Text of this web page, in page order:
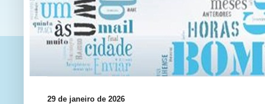
29 de janeiro de 2026